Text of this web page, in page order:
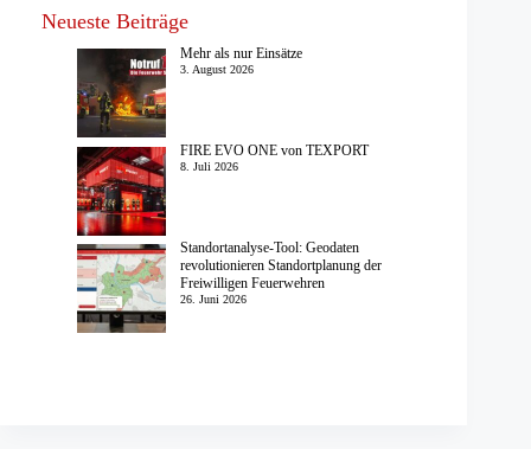
Neueste Beiträge
Mehr als nur Einsätze
3. August 2026
FIRE EVO ONE von TEXPORT
8. Juli 2026
Standortanalyse-Tool: Geodaten
revolutionieren Standortplanung der
Freiwilligen Feuerwehren
26. Juni 2026